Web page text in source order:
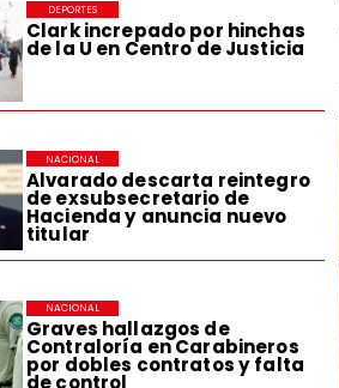
Clark increpado por hinchas
de la U en Centro de Justicia
DEPORTES
Alvarado descarta reintegro
de exsubsecretario de
Hacienda y anuncia nuevo
titular
NACIONAL
Graves hallazgos de
Contraloría en Carabineros
por dobles contratos y falta
NACIONAL